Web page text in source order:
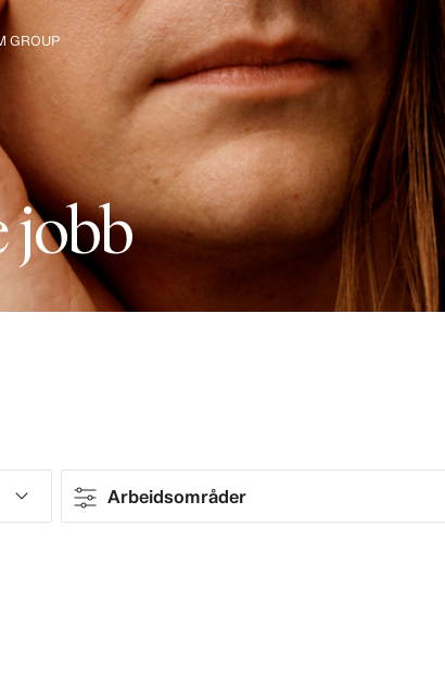
GROUP
gruppen
jobb
Arbeidsområder